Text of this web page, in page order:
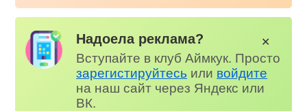
Надоела реклама?
Вступайте в клуб Аймкук. Просто
зарегистируйтесь или войдите
на наш сайт через Яндекс или
ВК.
✕